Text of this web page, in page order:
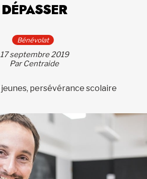
DÉPASSER
Bénévolat
17 septembre 2019
Par Centraide
jeunes, persévérance scolaire